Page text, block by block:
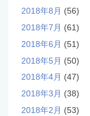
2018年8月 (56)
2018年7月 (61)
2018年6月 (51)
2018年5月 (50)
2018年4月 (47)
2018年3月 (38)
2018年2月 (53)